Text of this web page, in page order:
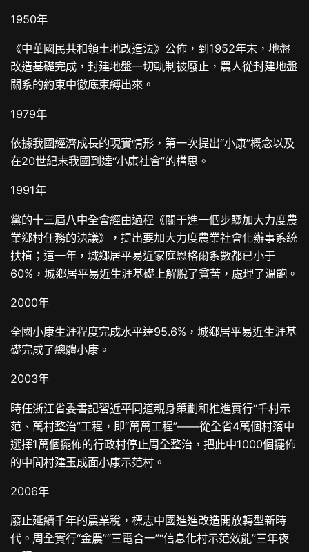
1950年
《中華國民共和領土地改造法》公佈，到1952年末，地盤
改造基礎完成，封建地盤一切軌制被廢止，農人從封建地盤
關系的約束中徹底束縛出來。
1979年
依據我國經濟成長的現實情形，第一次提出“小康”概念以及
在20世紀末我國到達“小康社會”的構思。
1991年
黨的十三屆八中全會經由過程《關于進一個步驟加大力度農
業鄉村任務的決議》，提出要加大力度農業社會化辦事系統
扶植；這一年，城鄉居平易近家庭恩格爾系數都已小于
60%，城鄉居平易近生涯基礎上解脫了貧苦，處理了溫飽。
2000年
全國小康生涯程度完成水平達95.6%，城鄉居平易近生涯基
礎完成了總體小康。
2003年
時任浙江省委書記習近平同道親身策劃和推進實行“千村示
范、萬村整治”工程，即“萬萬工程”——從全省4萬個村落中
選擇1萬個擺佈的行政村停止周全整治，把此中1000個擺佈
的中間村建玉成面小康示范村。
2006年
廢止延續千年的農業稅，標志中國進進改造開放轉型新時
代。周全實行“金農”“三電合一”“信息化村示范效能”三年夜